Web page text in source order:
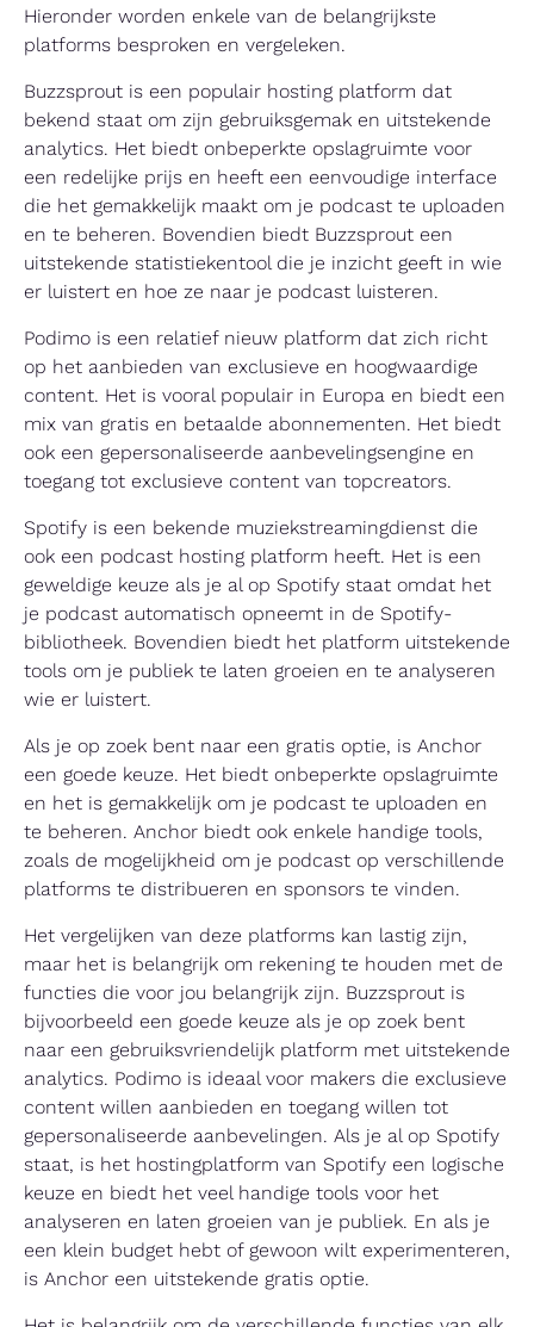
Hieronder worden enkele van de belangrijkste
platforms besproken en vergeleken.
Buzzsprout is een populair hosting platform dat
bekend staat om zijn gebruiksgemak en uitstekende
analytics. Het biedt onbeperkte opslagruimte voor
een redelijke prijs en heeft een eenvoudige interface
die het gemakkelijk maakt om je podcast te uploaden
en te beheren. Bovendien biedt Buzzsprout een
uitstekende statistiekentool die je inzicht geeft in wie
er luistert en hoe ze naar je podcast luisteren.
Podimo is een relatief nieuw platform dat zich richt
op het aanbieden van exclusieve en hoogwaardige
content. Het is vooral populair in Europa en biedt een
mix van gratis en betaalde abonnementen. Het biedt
ook een gepersonaliseerde aanbevelingsengine en
toegang tot exclusieve content van topcreators.
Spotify is een bekende muziekstreamingdienst die
ook een podcast hosting platform heeft. Het is een
geweldige keuze als je al op Spotify staat omdat het
je podcast automatisch opneemt in de Spotify-
bibliotheek. Bovendien biedt het platform uitstekende
tools om je publiek te laten groeien en te analyseren
wie er luistert.
Als je op zoek bent naar een gratis optie, is Anchor
een goede keuze. Het biedt onbeperkte opslagruimte
en het is gemakkelijk om je podcast te uploaden en
te beheren. Anchor biedt ook enkele handige tools,
zoals de mogelijkheid om je podcast op verschillende
platforms te distribueren en sponsors te vinden.
Het vergelijken van deze platforms kan lastig zijn,
maar het is belangrijk om rekening te houden met de
functies die voor jou belangrijk zijn. Buzzsprout is
bijvoorbeeld een goede keuze als je op zoek bent
naar een gebruiksvriendelijk platform met uitstekende
analytics. Podimo is ideaal voor makers die exclusieve
content willen aanbieden en toegang willen tot
gepersonaliseerde aanbevelingen. Als je al op Spotify
staat, is het hostingplatform van Spotify een logische
keuze en biedt het veel handige tools voor het
analyseren en laten groeien van je publiek. En als je
een klein budget hebt of gewoon wilt experimenteren,
is Anchor een uitstekende gratis optie.